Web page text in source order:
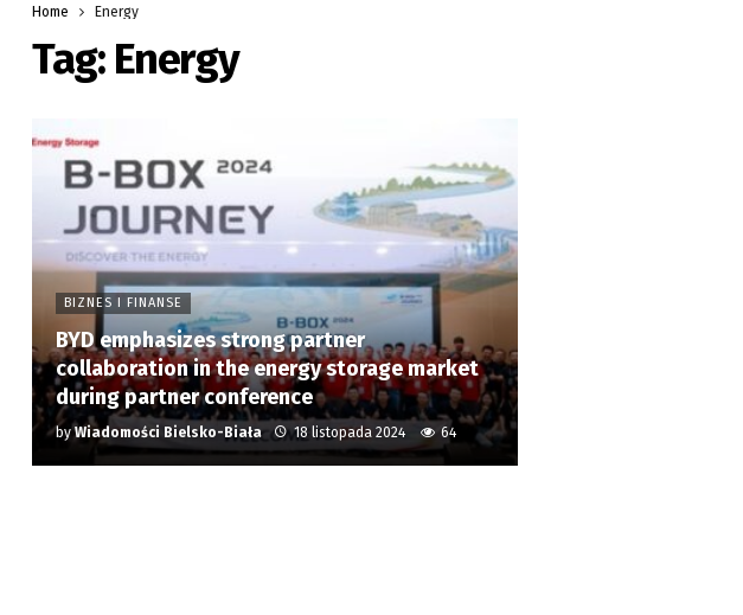
Home Energy
Tag: Energy
BIZNES I FINANSE
BYD emphasizes strong partner
collaboration in the energy storage market
during partner conference
byWiadomości Bielsko-Biała 18 listopada 2024 64